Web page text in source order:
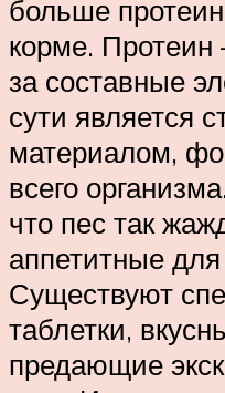
больше
корме.
за составные
сути является
материалом,
всего
что пес так
аппетитные для
Существуют
таблетки,
предающие